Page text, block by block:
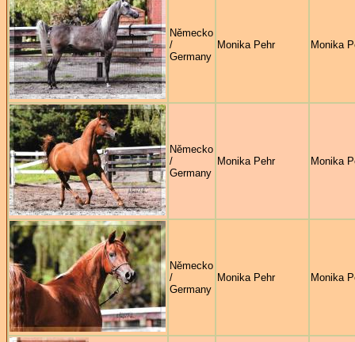
Německo
/
Germany
Monika Pehr Monika
Německo
/
Germany
Monika Pehr Monika
Německo
/
Germany
Monika Pehr Monika